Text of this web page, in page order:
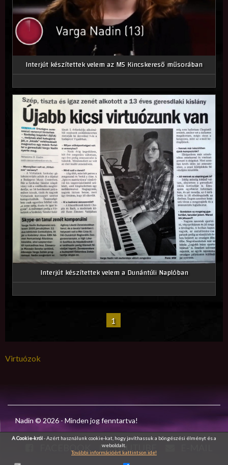
Interjút készítettek velem az M5 Kincskereső műsorában
Interjút készítettek velem a Dunántúli Naplóban
1(Aktuális)
Virtuózok
Nadin © 2026 - Minden jog fenntartva!
YOUTUBE
A Cookie-król- Azért használunk cookie-kat, hogy javíthassuk a böngészési élményt és a
weboldalt.
További információért kattintson ide!